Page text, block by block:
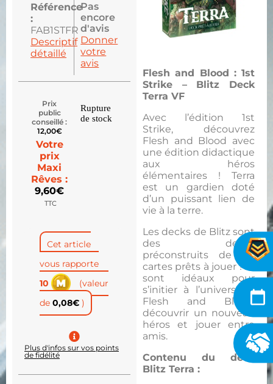
Flesh and Blood : 1st
Strike – Blitz Deck
Terra VF
Avec l’édition 1st
Strike, découvrez
Flesh and Blood avec
une édition didactique
aux héros
élémentaires ! Terra
est un gardien doté
d’un puissant lien de
vie à la terre.
Les decks de Blitz sont
des decks
préconstruits de 40
cartes prêts à jouer ! Ils
sont idéaux pour
s’initier à l’univers de
Flesh and Blood,
découvrir un nouveau
héros et jouer entre
amis.
Contenu du deck
Blitz Terra :
Référence
:
FAB1STFR
Descriptif
détaillé
Pas
encore
d'avis
Donner
votre
avis
Prix
public
conseillé :
12,00€
Votre
prix
Maxi
Rêves :
9,60€
TTC
Rupture
de stock
Cet article
vous rapporte
10
(valeur
de 0,08€ )
Plus d'infos sur vos points
de fidélité